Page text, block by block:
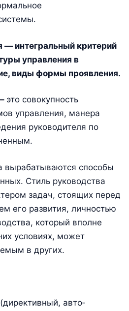
— интегральный критерий
управления в
виды формы проявления.
это совокупность
управления, манера
руководителя по
вырабатываются способы
Стиль руководства
задач, стоящих перед
его развития, личностью
который вполне
условиях, может
в других.
(директивный, авто­